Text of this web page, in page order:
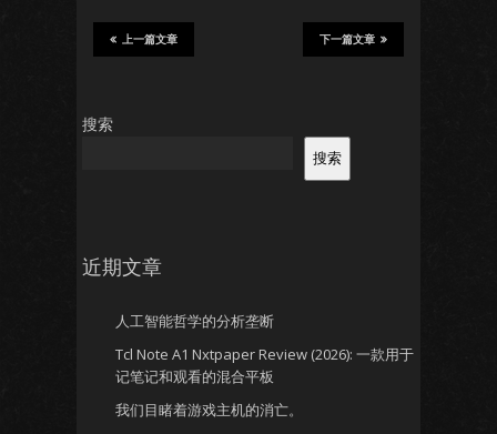
下一篇文章
上一篇文章
搜索
搜索
近期文章
人工智能哲学的分析垄断
Tcl Note A1 Nxtpaper Review (2026): 一款用于
记笔记和观看的混合平板
我们目睹着游戏主机的消亡。